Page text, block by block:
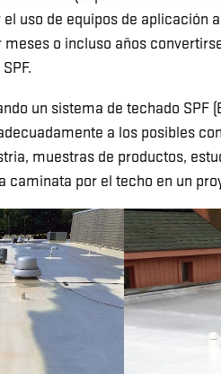
uso de equipos de aplicación
o incluso años
un sistema de techado SPF
a los posibles
muestras de productos,
caminata por el techo en un